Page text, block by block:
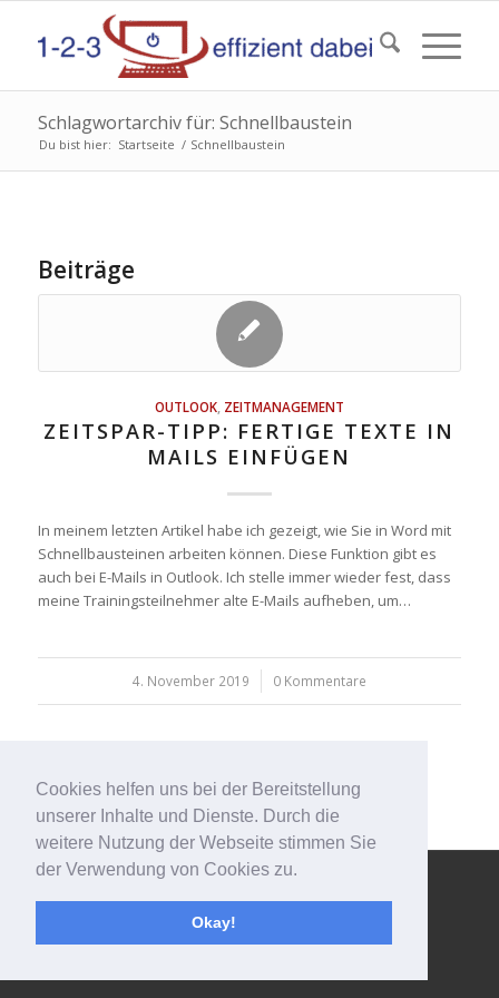
Cookies helfen uns bei der Bereitstellung
unserer Inhalte und Dienste. Durch die
weitere Nutzung der Webseite stimmen Sie
der Verwendung von Cookies zu.
Okay!
Schlagwortarchiv für: Schnellbaustein
Du bist hier: Startseite / Schnellbaustein
Beiträge
OUTLOOK, ZEITMANAGEMENT
ZEITSPAR-TIPP: FERTIGE TEXTE IN
MAILS EINFÜGEN
In meinem letzten Artikel habe ich gezeigt, wie Sie in Word mit
Schnellbausteinen arbeiten können. Diese Funktion gibt es
auch bei E-Mails in Outlook. Ich stelle immer wieder fest, dass
meine Trainingsteilnehmer alte E-Mails aufheben, um…
4. November 2019
/ 0 Kommentare
© Copyright - 123effizientdabei - Mehr Effizienz im Büro - mehr
Ordnung am Arbeitsplatz - Aufräumen mit System -powered by
Impressum
Kontakt Datenschutzerklärung